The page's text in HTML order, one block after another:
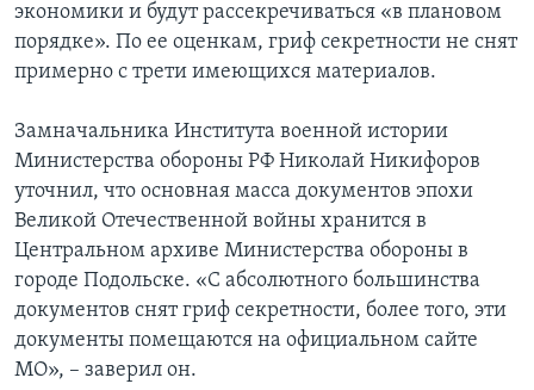
экономики и будут рассекречиваться «в плановом
порядке». По ее оценкам, гриф секретности не снят
примерно с трети имеющихся материалов.
Замначальника Института военной истории
Министерства обороны РФ Николай Никифоров
уточнил, что основная масса документов эпохи
Великой Отечественной войны хранится в
Центральном архиве Министерства обороны в
городе Подольске. «С абсолютного большинства
документов снят гриф секретности, более того, эти
документы помещаются на официальном сайте
МО», – заверил он.